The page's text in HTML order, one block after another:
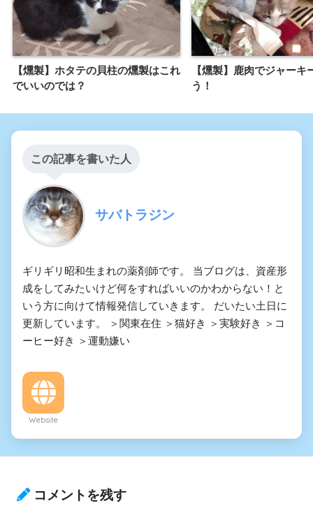
【燻製】ホタテの貝柱の燻製はこれ
でいいのでは？
【燻製】鹿肉でジャーキ
う！
この記事を書いた人
サバトラジン
ギリギリ昭和生まれの薬剤師です。 当ブログは、資産形
成をしてみたいけど何をすればいいのかわからない！と
いう方に向けて情報発信していきます。 だいたい土日に
更新しています。 ＞関東在住 ＞猫好き ＞実験好き ＞コ
ーヒー好き ＞運動嫌い
Website
コメントを残す